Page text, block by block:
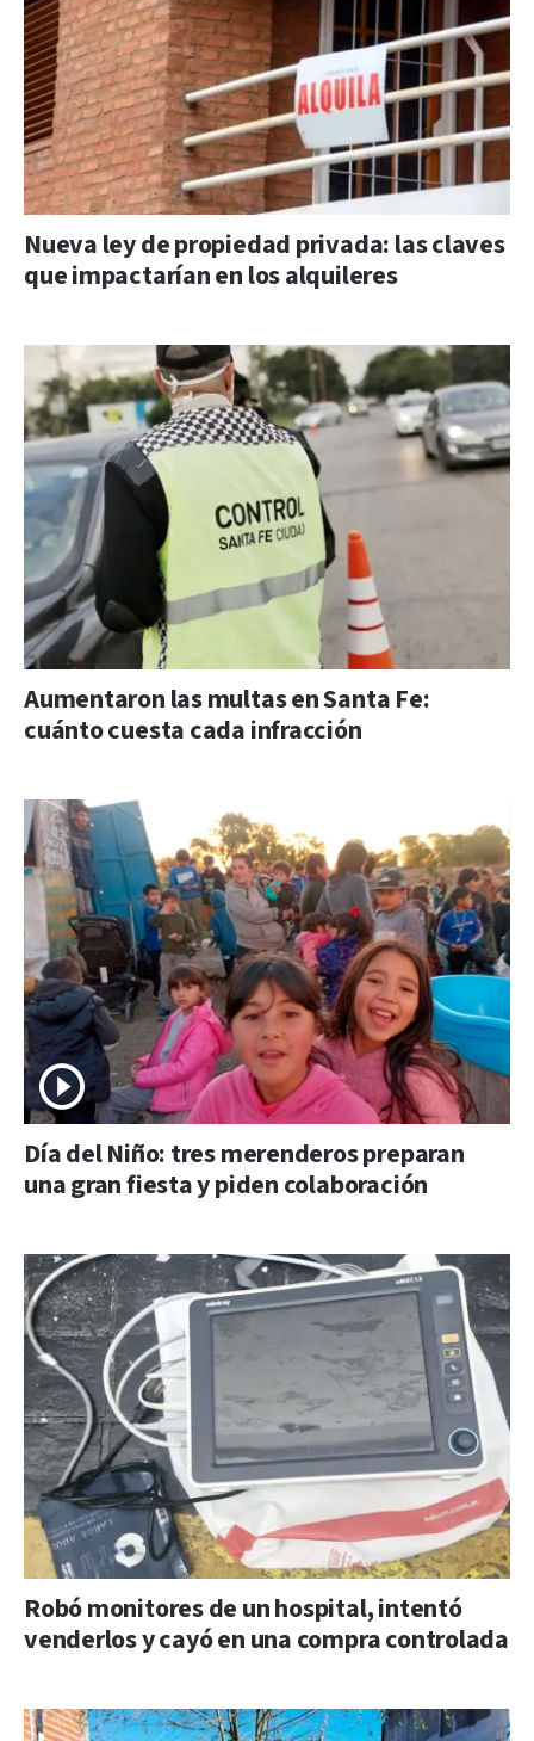
Nueva ley de propiedad privada: las claves
que impactarían en los alquileres
Aumentaron las multas en Santa Fe:
cuánto cuesta cada infracción
Día del Niño: tres merenderos preparan
una gran fiesta y piden colaboración
Robó monitores de un hospital, intentó
venderlos y cayó en una compra controlada